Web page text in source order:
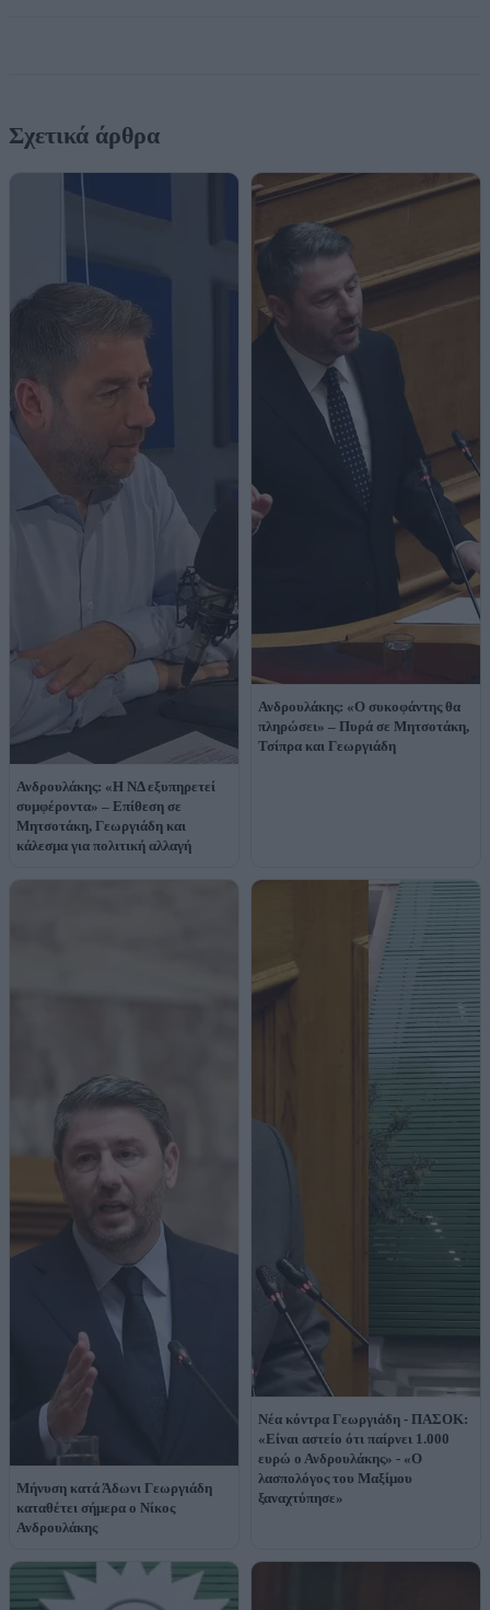
Σχετικά άρθρα
Ανδρουλάκης: «Η ΝΔ εξυπηρετεί
συμφέροντα» – Επίθεση σε
Μητσοτάκη, Γεωργιάδη και
κάλεσμα για πολιτική αλλαγή
Ανδρουλάκης: «Ο συκοφάντης θα
πληρώσει» – Πυρά σε Μητσοτάκη,
Τσίπρα και Γεωργιάδη
Μήνυση κατά Άδωνι Γεωργιάδη
καταθέτει σήμερα ο Νίκος
Ανδρουλάκης
Νέα κόντρα Γεωργιάδη - ΠΑΣΟΚ:
«Είναι αστείο ότι παίρνει 1.000
ευρώ ο Ανδρουλάκης» - «Ο
λασπολόγος του Μαξίμου
ξαναχτύπησε»